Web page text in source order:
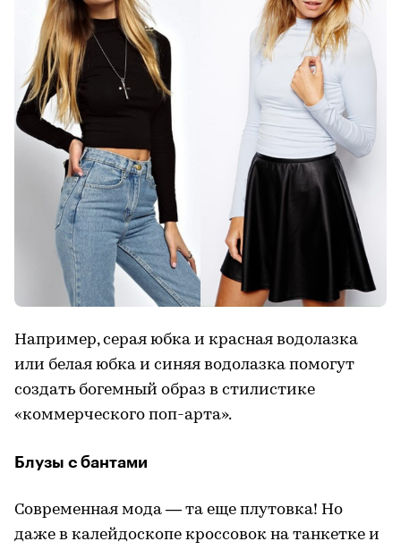
Например, серая юбка и красная водолазка
или белая юбка и синяя водолазка помогут
создать богемный образ в стилистике
«коммерческого поп-арта».
Блузы с бантами
Современная мода — та еще плутовка! Но
даже в калейдоскопе кроссовок на танкетке и